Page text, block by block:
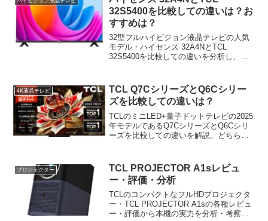
32S5400を比較しての違いは？お
すすめは？
32型フルハイビジョン液晶テレビの人気
モデル・ハイセンス 32A4NとTCL
32S5400を比較しての違いを分析し、ど
4K液晶テレビ
TCL Q7CシリーズとQ6Cシリー
ズを比較しての違いは？
TCLのミニLED+量子ドットテレビの2025
年モデルであるQ7CシリーズとQ6Cシリ
ーズを比較しての違いを解説。どちらを
プロジェクター
TCL PROJECTOR A1sレビュ
ー・評価・分析
TCLのコンパクトなフルHDプロジェクタ
ー・TCL PROJECTOR A1sの各種レビュ
ー・評価から本機の実力を分析・考察。